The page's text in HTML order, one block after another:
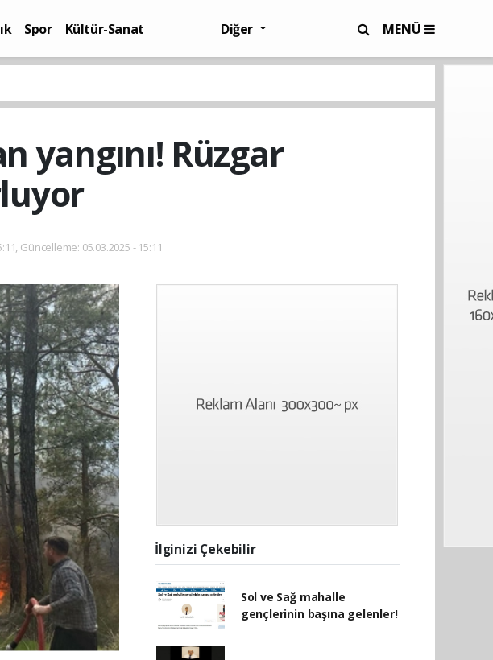
Spor
Kültür-Sanat
Diğer MENÜ
yangını! Rüzgar
Güncelleme: 05.03.2025 - 15:11
İlginizi Çekebilir
Sol ve Sağ mahalle
gençlerinin başına gelenler!